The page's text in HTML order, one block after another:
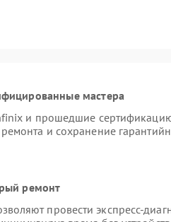
мастера
и прошедшие
и сохранение
ремонт
провести экспресс-